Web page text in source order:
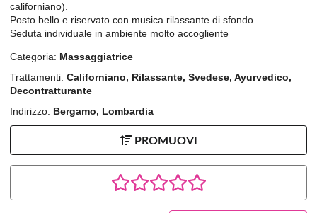
californiano).
Posto bello e riservato con musica rilassante di sfondo.
Seduta individuale in ambiente molto accogliente
Categoria: Massaggiatrice
Trattamenti: Californiano, Rilassante, Svedese, Ayurvedico,
Decontratturante
Indirizzo: Bergamo, Lombardia
PROMUOVI